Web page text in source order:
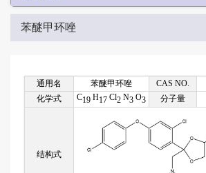
苯醚甲环唑
通用名 苯醚甲环唑 CAS NO.
化学式
C19 H17 Cl2 N3 O3 分子量
结构式